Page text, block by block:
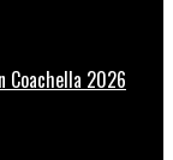
Coachella 2026